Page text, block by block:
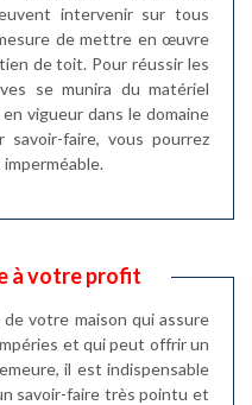
intervenir sur tous
de mettre en œuvre
de toit. Pour réussir les
se munira du matériel
vigueur dans le domaine
faire, vous pourrez
à votre profit
votre maison qui assure
et qui peut offrir un
il est indispensable
savoir-faire très pointu et